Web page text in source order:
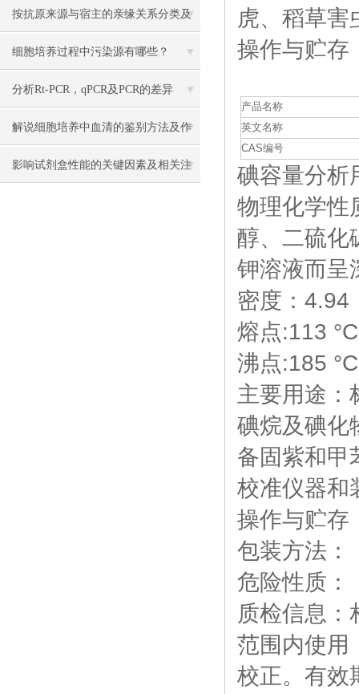
按抗原来源与宿主的亲缘关系分类及
其制备的方法
细胞培养过程中污染源有哪些？
分析Rt-PCR，qPCR及PCR的差异
解说细胞培养中血清的鉴别方法及作
用
影响试剂盒性能的关键因素及相关注
虎、稻草害
操作与贮存
产品名称
英文名称
CAS编号
碘容量分析
物理化学性
醇、二硫化
钾溶液而呈
密度：4.94
熔点:113 °C
沸点:185 °C
主要用途：
碘烷及碘化
备固紫和甲
校准仪器和
操作与贮存
包装方法：
危险性质：
质检信息
范围内使用
校正。有效